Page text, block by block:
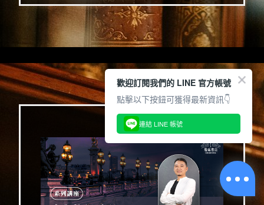
歡迎訂閱我們的 LINE 官方帳號
點擊以下按鈕可獲得最新資訊👇
連結 LINE 帳號